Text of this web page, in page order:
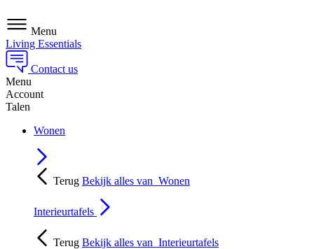
Menu
Living Essentials
Contact us
Menu
Account
Talen
Wonen
Terug Bekijk alles van Wonen
Interieurtafels
Terug Bekijk alles van Interieurtafels